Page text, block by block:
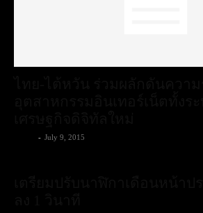
- July 9, 2015